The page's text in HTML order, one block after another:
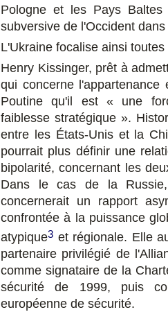
Pologne et les Pays
subversive de l'Occident
L'Ukraine focalise ainsi
Henry Kissinger, prêt à
qui concerne
Poutine qu'il est « une
faiblesse stratégique ».
entre les États-Unis et la
pourrait plus définir une
bipolarité, concernant les
Dans le cas de la
concernerait un rapport
confrontée à la puissance
atypique3 et régionale. Elle
partenaire privilégié de
comme signataire de la
sécurité de 1999, puis
européenne de sécurité.